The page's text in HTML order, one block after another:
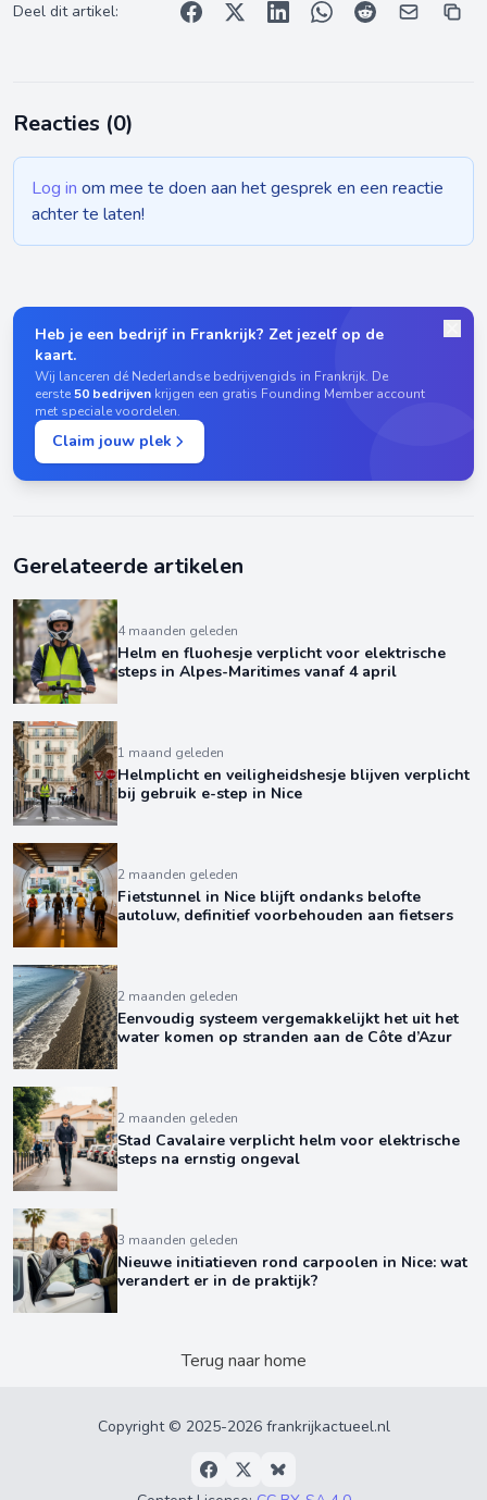
Deel dit artikel:
Reacties (0)
Log in om mee te doen aan het gesprek en een reactie
achter te laten!
Heb je een bedrijf in Frankrijk? Zet jezelf op de
kaart.
Wij lanceren dé Nederlandse bedrijvengids in Frankrijk. De
eerste50 bedrijven krijgen een gratis Founding Member account
met speciale voordelen.
Claim jouw plek
Gerelateerde artikelen
4 maanden geleden
Helm en fluohesje verplicht voor elektrische
steps in Alpes-Maritimes vanaf 4 april
1 maand geleden
Helmplicht en veiligheidshesje blijven verplicht
bij gebruik e-step in Nice
2 maanden geleden
Fietstunnel in Nice blijft ondanks belofte
autoluw, definitief voorbehouden aan fietsers
2 maanden geleden
Eenvoudig systeem vergemakkelijkt het uit het
water komen op stranden aan de Côte d’Azur
2 maanden geleden
Stad Cavalaire verplicht helm voor elektrische
steps na ernstig ongeval
3 maanden geleden
Nieuwe initiatieven rond carpoolen in Nice: wat
verandert er in de praktijk?
Terug naar home
Copyright © 2025-2026 frankrijkactueel.nl